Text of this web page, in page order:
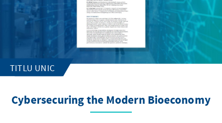
TITLU UNIC
Cybersecuring the Modern Bioeconomy